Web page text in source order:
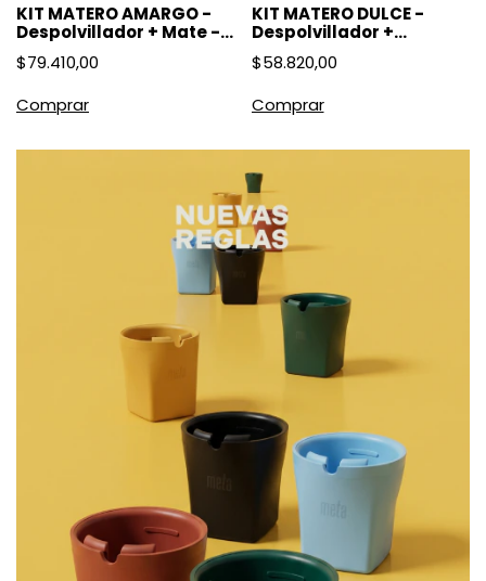
KIT MATERO AMARGO -
Despolvillador + Mate -
Mayoristas x10
$79.410,00
Comprar
KIT MATERO DULCE -
Despolvillador +
Azucarera - Mayoristas
x10
$58.820,00
Comprar